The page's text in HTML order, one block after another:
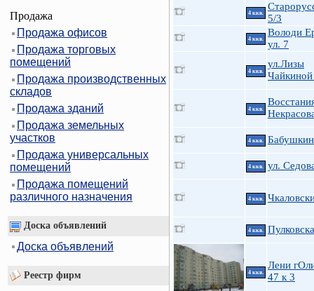
Продажа
Продажа офисов
Продажа торговых
помещений
Продажа производственных
складов
Продажа зданий
Продажа земельных
участков
Продажа универсальных
помещений
Продажа помещений
различного назначения
Доска объявлений
Доска объявлений
Реестр фирм
4 ккв.
5/3
4 ккв.
Володи
ул. 7
4 ккв.
ул.Лизы
4 ккв.
4 ккв.
4 ккв. ул.
4 ккв.
4 ккв.
4 ккв.
Лени
47 к 3